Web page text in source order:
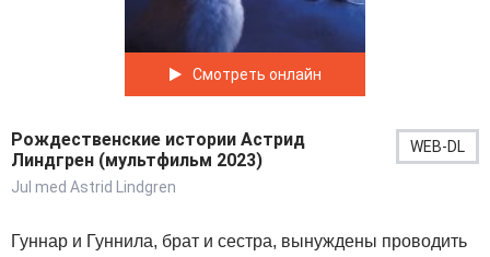
Смотреть онлайн
Рождественские истории Астрид
Линдгрен (мультфильм 2023)
Jul med Astrid Lindgren
WEB-DL
Гуннар и Гуннила, брат и сестра, вынуждены проводить